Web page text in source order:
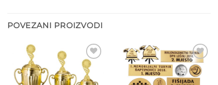
POVEZANI PROIZVODI
Add to
Wishlist
Add to
Wishlist